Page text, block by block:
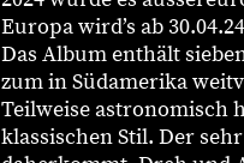
Europa wird’s ab
Das Album enthält
zum in Südamerika
Teilweise astronomisch
klassischen Stil. Der